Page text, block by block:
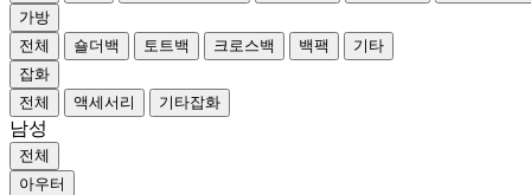
가방
전체
숄더백 토트백 크로스백 백팩
기타
잡화
전체
액세서리 기타잡화
남성
전체
아우터